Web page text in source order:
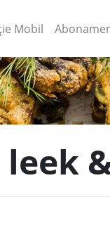
Mobil (current)